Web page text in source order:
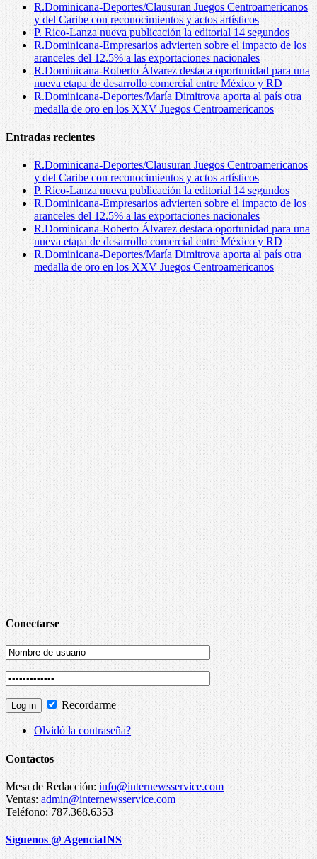
R.Dominicana-Deportes/Clausuran Juegos Centroamericanos
y del Caribe con reconocimientos y actos artísticos
P. Rico-Lanza nueva publicación la editorial 14 segundos
R.Dominicana-Empresarios advierten sobre el impacto de los
aranceles del 12.5% a las exportaciones nacionales
R.Dominicana-Roberto Álvarez destaca oportunidad para una
nueva etapa de desarrollo comercial entre México y RD
R.Dominicana-Deportes/María Dimitrova aporta al país otra
medalla de oro en los XXV Juegos Centroamericanos
Entradas recientes
R.Dominicana-Deportes/Clausuran Juegos Centroamericanos
y del Caribe con reconocimientos y actos artísticos
P. Rico-Lanza nueva publicación la editorial 14 segundos
R.Dominicana-Empresarios advierten sobre el impacto de los
aranceles del 12.5% a las exportaciones nacionales
R.Dominicana-Roberto Álvarez destaca oportunidad para una
nueva etapa de desarrollo comercial entre México y RD
R.Dominicana-Deportes/María Dimitrova aporta al país otra
medalla de oro en los XXV Juegos Centroamericanos
Conectarse
Recordarme
Olvidó la contraseña?
Contactos
Mesa de Redacción: info@internewsservice.com
Ventas:admin@internewsservice.com
Teléfono: 787.368.6353
Síguenos @ AgenciaINS